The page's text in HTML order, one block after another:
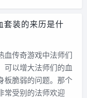
套装的来历是什
血传奇游戏中法师们
可以增大法师们的血
板脆弱的问题。那个
常受别的法师欢迎